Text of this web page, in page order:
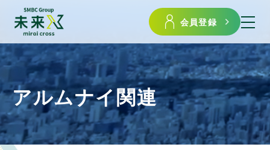
会員登録
アルムナイ関連